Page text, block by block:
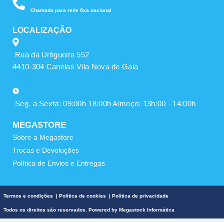
Chamada para rede fixa nacional
LOCALIZAÇÃO
Rua da Urtigueira 552
4410-304 Canelas Vila Nova de Gaia
Seg. a Sexta: 09:00h 18:00h Almoço: 13h:00 - 14:00h
MEGASTORE
Sobre a Megastore
Trocas e Devoluções
Política de Envios e Entregas
Termos e condições | Política de cookies | Política de privacidade
Todos os direitos são reservados. Powered by Megastock Informática